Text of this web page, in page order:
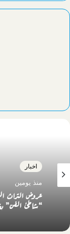
اخبار
منذ يومين
عروض التراث
“شاطئ الفن”